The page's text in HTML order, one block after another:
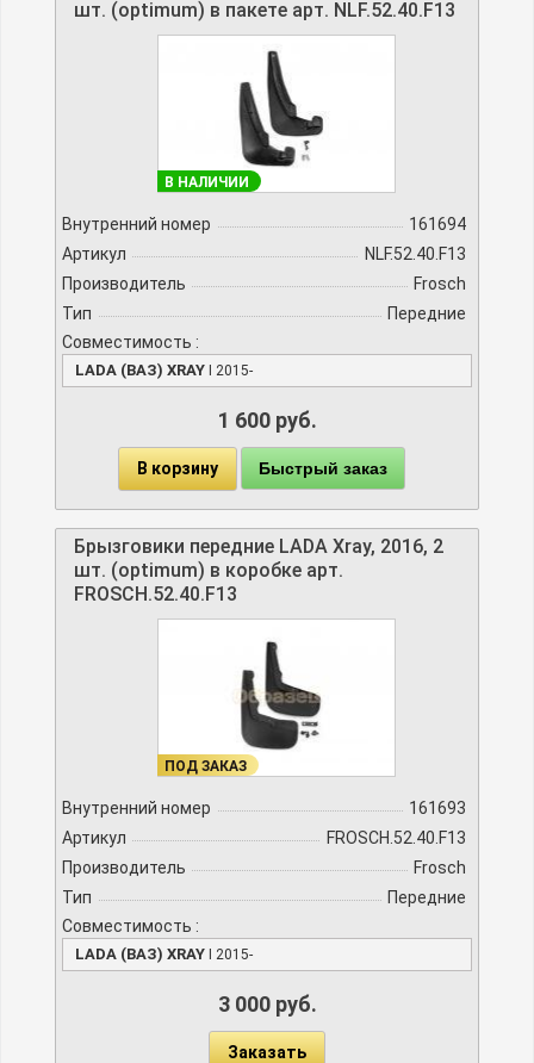
шт. (optimum) в пакете арт. NLF.52.40.F13
В НАЛИЧИИ
Внутренний номер
161694
Артикул
NLF.52.40.F13
Производитель
Frosch
Тип
Передние
Совместимость :
LADA (ВАЗ) XRAY I 2015-
1 600 руб.
В корзину Быстрый заказ
Брызговики передние LADA Xray, 2016, 2
шт. (optimum) в коробке арт.
FROSCH.52.40.F13
ПОД ЗАКАЗ
Внутренний номер
161693
Артикул
FROSCH.52.40.F13
Производитель
Frosch
Тип
Передние
Совместимость :
LADA (ВАЗ) XRAY I 2015-
3 000 руб.
Заказать